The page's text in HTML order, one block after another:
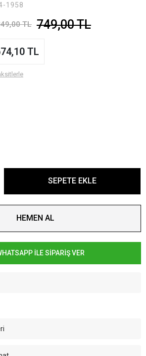
1958
TL 749,00 TL
TL
SEPETE EKLE
HEMEN AL
İLE SİPARİŞ VER